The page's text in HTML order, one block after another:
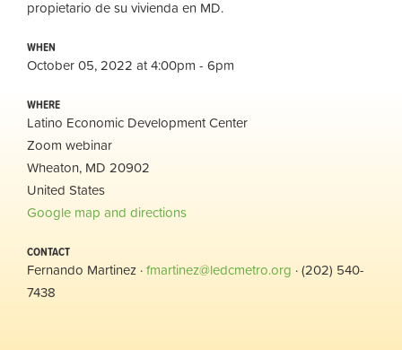
propietario de su vivienda en MD.
WHEN
October 05, 2022 at 4:00pm - 6pm
WHERE
Latino Economic Development Center
Zoom webinar
Wheaton, MD 20902
United States
Google map and directions
CONTACT
Fernando Martinez ·fmartinez@ledcmetro.org · (202) 540-
7438